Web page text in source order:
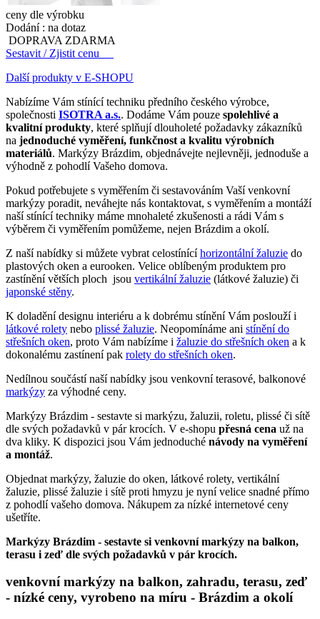
ceny dle výrobku
Dodání : na dotaz
DOPRAVA ZDARMA
Sestavit / Zjistit cenu
Další produkty v E-SHOPU
Nabízíme Vám stínící techniku předního českého výrobce,
společnosti ISOTRA a.s.. Dodáme Vám pouze spolehlivé a
kvalitní produkty, které splňují dlouholeté požadavky zákazníků
na jednoduché vyměření, funkčnost a kvalitu výrobních
materiálů. Markýzy Brázdim, objednávejte nejlevněji, jednoduše a
výhodně z pohodlí Vašeho domova.
Pokud potřebujete s vyměřením či sestavováním Vaší venkovní
markýzy poradit, neváhejte nás kontaktovat, s vyměřením a montáží
naší stínící techniky máme mnohaleté zkušenosti a rádi Vám s
výběrem či vyměřením pomůžeme, nejen Brázdim a okolí.
Z naší nabídky si můžete vybrat celostínícíhorizontální žaluzie do
plastových oken a eurooken. Velice oblíbeným produktem pro
zastínění větších ploch jsou vertikální žaluzie (látkové žaluzie) či
japonské stěny.
K doladění designu interiéru a k dobrému stínění Vám poslouží i
látkové rolety nebo plissé žaluzie. Neopomínáme ani stínění do
střešních oken, proto Vám nabízíme i žaluzie do střešních oken a k
dokonalému zastínení pak rolety do střešních oken.
Nedílnou součástí naší nabídky jsou venkovní terasové, balkonové
markýzy za výhodné ceny.
Markýzy Brázdim - sestavte si markýzu, žaluzii, roletu, plissé či sítě
dle svých požadavků v pár krocích. V e-shopu přesná cena už na
dva kliky. K dispozici jsou Vám jednoduché návody na vyměření
a montáž.
Objednat markýzy, žaluzie do oken, látkové rolety, vertikální
žaluzie, plissé žaluzie i sítě proti hmyzu je nyní velice snadné přímo
z pohodlí vašeho domova. Nákupem za nízké internetové ceny
ušetříte.
Markýzy Brázdim - sestavte si venkovní markýzy na balkon,
terasu i zeď dle svých požadavků v pár krocích.
venkovní markýzy na balkon, zahradu, terasu, zeď
- nízké ceny, vyrobeno na míru - Brázdim a okolí